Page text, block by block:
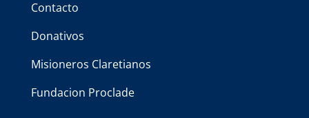
Contacto
Donativos
Misioneros Claretianos
Fundacion Proclade